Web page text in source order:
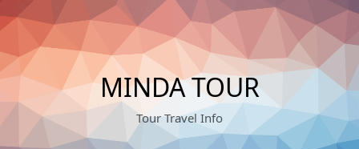
Skip
to
content
MINDA TOUR
Tour Travel Info